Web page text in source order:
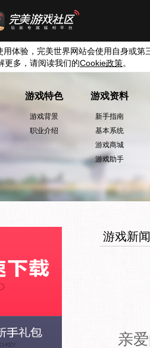
用体验，完美世界网站会使用自身或第
更多，请阅读我们的Cookie政策。
游戏特色
游戏背景
职业介绍
游戏资料
新手指南
基本系统
游戏商城
游戏助手
游戏新闻
亲